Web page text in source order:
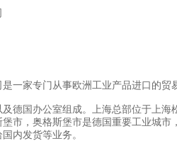
一家专门从事欧洲工业产品进口的贸
德国办公室组成。上海总部位于上
市，奥格斯堡市是德国重要工业城
内发货等业务。